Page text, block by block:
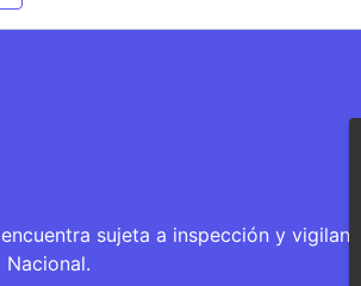
sujeta a inspección y
Nacional.